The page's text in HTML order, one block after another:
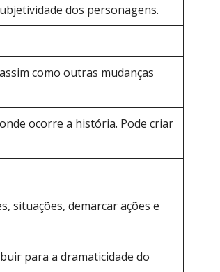
dos personagens.
como outras mudanças
ocorre a história. Pode criar
situações, demarcar ações e
para a dramaticidade do